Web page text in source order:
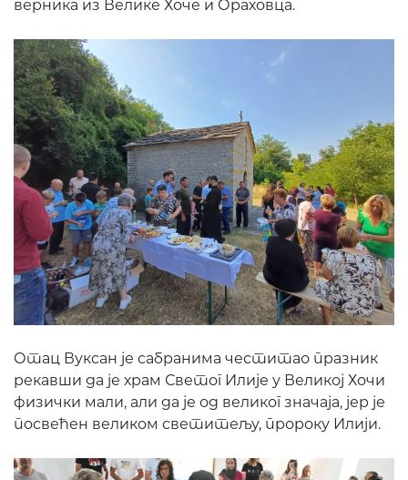
верника из Велике Хоче и Ораховца.
Отац Вуксан је сабранима честитао празник
рекавши да је храм Светог Илије у Великој Хочи
физички мали, али да је од великог значаја, јер је
посвећен великом светитељу, пророку Илији.